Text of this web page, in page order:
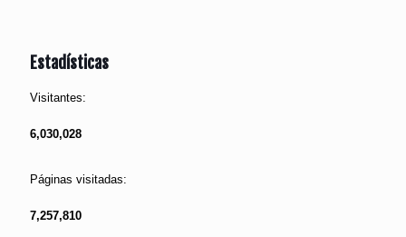
Estadísticas
Visitantes:
6,030,028
Páginas visitadas:
7,257,810